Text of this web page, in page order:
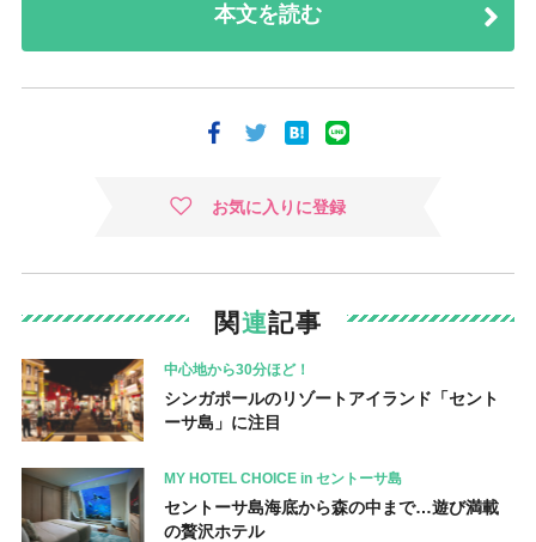
本文を読む
お気に入りに登録
関連記事
中心地から30分ほど！
シンガポールのリゾートアイランド「セント
ーサ島」に注目
MY HOTEL CHOICE in セントーサ島
セントーサ島海底から森の中まで…遊び満載
の贅沢ホテル